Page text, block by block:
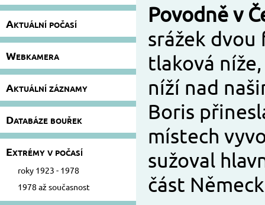
Aktuální počasí
Webkamera
Aktuální záznamy
Databáze bouřek
Extrémy v počasí
roky 1923 - 1978
1978 až současnost
Povodně v
srážek
tlaková
níží nad
Boris
místech
sužoval
část